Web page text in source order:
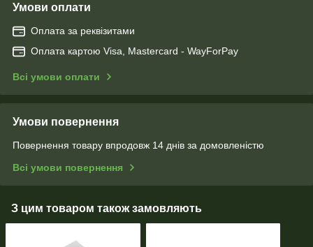
Умови оплати
Оплата за реквізитами
Оплата картою Visa, Mastercard - WayForPay
Всі умови оплати
Умови повернення
Повернення товару впродовж 14 днів за домовленістю
Всі умови повернення
З цим товаром також замовляють